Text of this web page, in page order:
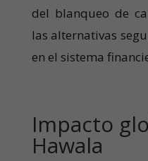
del blanqueo de
las alternativas
en el sistema
Impacto
Hawala